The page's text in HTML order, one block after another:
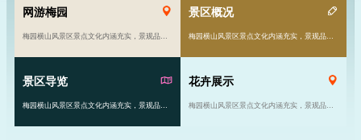
网游梅园
梅园横山风景区景点文化内涵充实，景观品位高雅。风景区由原来的81亩发展到现在的千余亩……
景区概况
梅园横山风景区景点文化内涵充实，景观品位高雅。风景区由原来的81亩发展到现在的千余亩……
景区导览
梅园横山风景区景点文化内涵充实，景观品位高雅。风景区由原来的81亩发展到现在的千余亩……
花卉展示
梅园横山风景区景点文化内涵充实，景观品位高雅。风景区由原来的81亩发展到现在的千余亩……